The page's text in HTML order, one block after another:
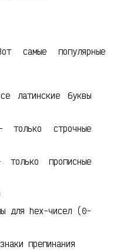
самые популярные
латинские буквы
строчные
прописные
для hex-чисел (0-
препинания